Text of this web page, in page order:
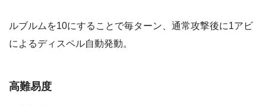
ルブルムを10にすることで毎ターン、通常攻撃後に1アビ
によるディスペル自動発動。
高難易度